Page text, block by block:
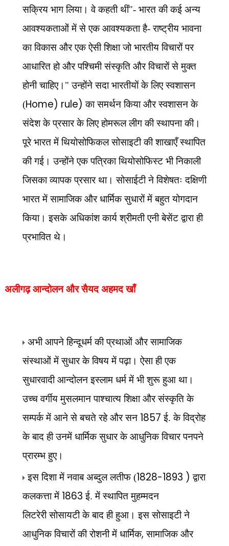
सक्रिय भाग लिया। वे कहती थीं"- भारत की कई अन्य
आवश्यकताओं में से एक आवश्यकता है- राष्ट्रीय भावना
का विकास और एक ऐसी शिक्षा जो भारतीय विचारों पर
आधारित हो और पश्चिमी संस्कृति और विचारों से मुक्त
होनी चाहिए।" उन्होंने सदा भारतीयों के लिए स्वशासन
(Home) rule)का समर्थन किया और स्वशासन के
संदेश के प्रसार के लिए होमरूल लीग की स्थापना की।
पूरे भारत में थियोसोफिकल सोसाइटी की शाखाएँ स्थापित
की गई। उन्होंने एक पत्रिका थियोसोफिस्ट भी निकाली
जिसका व्यापक प्रसार था। सोसाईटी ने विशेषतः दक्षिणी
भारत में सामाजिक और धार्मिक सुधारों में बहुत योगदान
किया। इसके अधिकांश कार्य श्रीमती एनी बेसेंट द्वारा ही
प्रभावित थे।
अलीगढ़ आन्दोलन और सैयद अहमद खाँ
अभी आपने हिन्दूधर्म की प्रथाओं और सामाजिक
संस्थाओं में सुधार के विषय में पढ़ा। ऐसा ही एक
सुधारवादी आन्दोलन इस्लाम धर्म में भी शुरू हुआ था।
उच्च वर्गीय मुसलमान पाश्चात्य शिक्षा और संस्कृति के
सम्पर्क में आने से बचते रहे और सन 1857 ई. के विद्रोह
के बाद ही उनमें धार्मिक सुधार के आधुनिक विचार पनपने
प्रारम्भ हुए।
इस दिशा में नवाब अब्दुल लतीफ (1828-1893 )द्वारा
कलकत्ता में 1863 ई. में स्थापित मुहम्मदन
लिटरेरी सोसायटी के बाद ही हुआ। इस सोसाइटी ने
आधुनिक विचारों की रोशनी में धार्मिक,सामाजिक और